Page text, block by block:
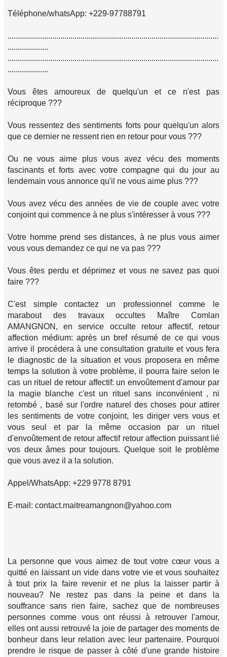
Téléphone/whatsApp: +229-97788791
........................................................................................................
....................
........................................................................................................
....................
Vous êtes amoureux de quelqu'un et ce n'est pas
réciproque ???
Vous ressentez des sentiments forts pour quelqu'un alors
que ce dernier ne ressent rien en retour pour vous ???
Ou ne vous aime plus vous avez vécu des moments
fascinants et forts avec votre compagne qui du jour au
lendemain vous annonce qu'il ne vous aime plus ???
Vous avez vécu des années de vie de couple avec votre
conjoint qui commence à ne plus s'intéresser à vous ???
Votre homme prend ses distances, à ne plus vous aimer
vous vous demandez ce qui ne va pas ???
Vous êtes perdu et déprimez et vous ne savez pas quoi
faire ???
C'est simple contactez un professionnel comme le
marabout des travaux occultes Maître Comlan
AMANGNON, en service occulte retour affectif, retour
affection médium: après un bref résumé de ce qui vous
arrive il procédera à une consultation gratuite et vous fera
le diagnostic de la situation et vous proposera en même
temps la solution à votre problème, il pourra faire selon le
cas un rituel de retour affectif: un envoûtement d'amour par
la magie blanche c'est un rituel sans inconvénient , ni
retombé , basé sur l'ordre naturel des choses pour attirer
les sentiments de votre conjoint, les diriger vers vous et
vous seul et par la même occasion par un rituel
d'envoûtement de retour affectif retour affection puissant lié
vos deux âmes pour toujours. Quelque soit le problème
que vous avez il a la solution.
Appel/WhatsApp: +229 9778 8791
E-mail: contact.maitreamangnon@yahoo.com
La personne que vous aimez de tout votre cœur vous a
quitté en laissant un vide dans votre vie et vous souhaitez
à tout prix la faire revenir et ne plus la laisser partir à
nouveau? Ne restez pas dans la peine et dans la
souffrance sans rien faire, sachez que de nombreuses
personnes comme vous ont réussi à retrouver l'amour,
elles ont aussi retrouvé la joie de partager des moments de
bonheur dans leur relation avec leur partenaire. Pourquoi
prendre le risque de passer à côté d'une grande histoire